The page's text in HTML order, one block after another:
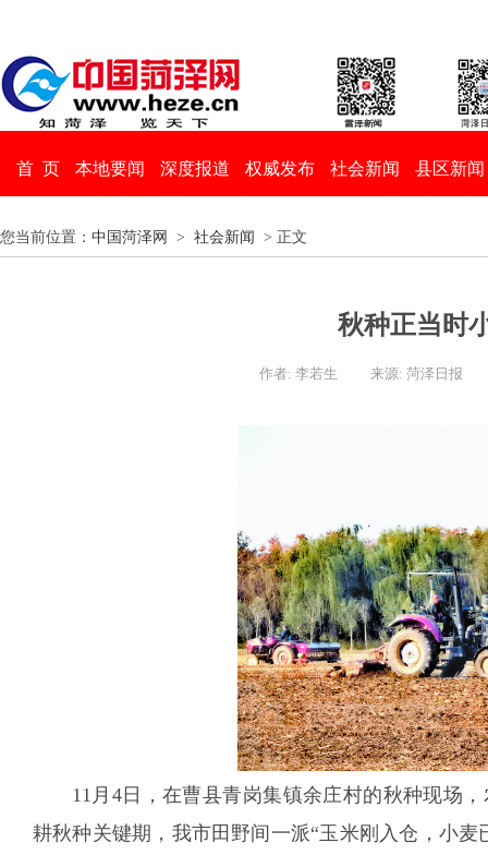
首 页 本地要闻 深度报道 权威发布 社会新闻 县区新闻
您当前位置： 中国菏泽网 > 社会新闻 > 正文
秋种正当时
作者: 李若生 来源: 菏泽日报
11月4日，在曹县青岗集镇余庄村的秋种现场
耕秋种关键期，我市田野间一派“玉米刚入仓，小